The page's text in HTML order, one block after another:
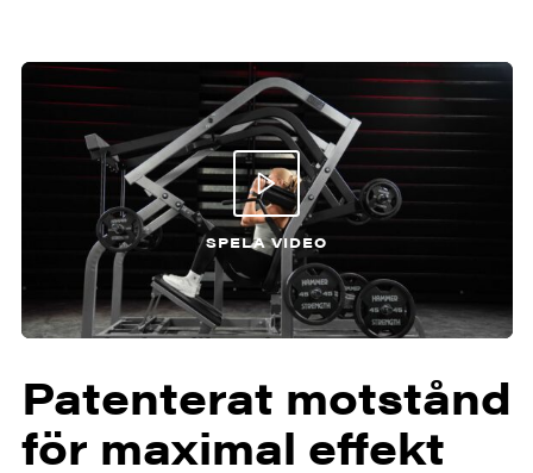
SPELA VIDEO
Patenterat motstånd
för maximal effekt